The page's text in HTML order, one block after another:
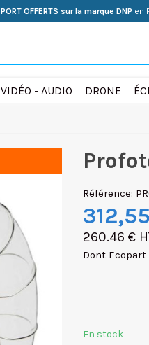
OFFERTS sur la marque DNP en
VIDÉO - AUDIO DRONE
Référence:
260.46 €
Dont Ecopart
En stock